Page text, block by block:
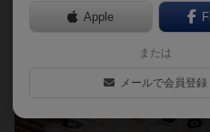
れたら成功。プレイヤーの
ードの交換方法等が記入さ
や移動を繰り返して並べて
ないが、交換して手元にきた
Apple
または
メールで会員登録